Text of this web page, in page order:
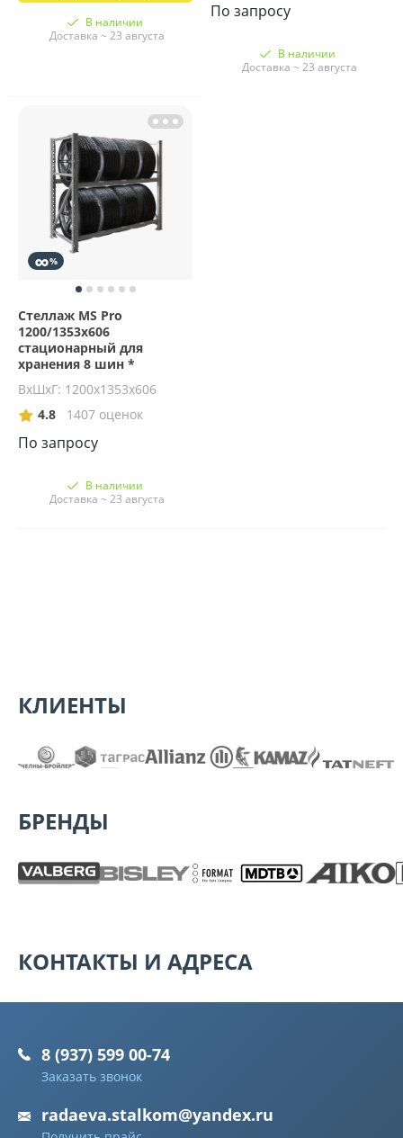
В наличии
Доставка ~ 23 августа
По запросу
В наличии
Доставка ~ 23 августа
∞%
Стеллаж MS Pro
1200/1353x606
стационарный для
хранения 8 шин *
ВхШхГ: 1200х1353х606
4.8
1407 оценок
По запросу
В наличии
Доставка ~ 23 августа
КЛИЕНТЫ
БРЕНДЫ
КОНТАКТЫ И АДРЕСА
8 (937) 599 00-74
Заказать звонок
radaeva.stalkom@yandex.ru